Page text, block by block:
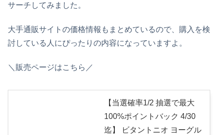
サーチしてみました。
大手通販サイトの価格情報もまとめているので、購入を検
討している人にぴったりの内容になっていますよ。
＼販売ページはこちら／
【当選確率1/2 抽選で最大
100%ポイントバック 4/30
迄】 ビタントニオ ヨーグル